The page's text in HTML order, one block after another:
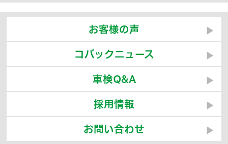
お客様の声
コバックニュース
車検Q&A
採用情報
お問い合わせ